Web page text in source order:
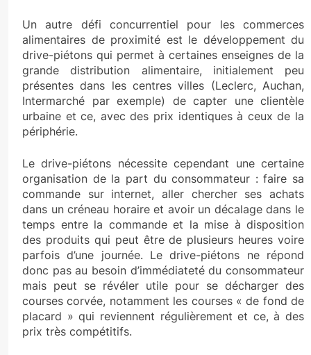
Un autre défi concurrentiel pour les commerces
alimentaires de proximité est le développement du
drive-piétons qui permet à certaines enseignes de la
grande distribution alimentaire, initialement peu
présentes dans les centres villes (Leclerc, Auchan,
Intermarché par exemple) de capter une clientèle
urbaine et ce, avec des prix identiques à ceux de la
périphérie.
Le drive-piétons nécessite cependant une certaine
organisation de la part du consommateur : faire sa
commande sur internet, aller chercher ses achats
dans un créneau horaire et avoir un décalage dans le
temps entre la commande et la mise à disposition
des produits qui peut être de plusieurs heures voire
parfois d’une journée. Le drive-piétons ne répond
donc pas au besoin d’immédiateté du consommateur
mais peut se révéler utile pour se décharger des
courses corvée, notamment les courses « de fond de
placard » qui reviennent régulièrement et ce, à des
prix très compétitifs.